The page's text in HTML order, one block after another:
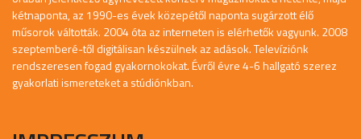
kétnaponta, az 1990-es évek közepétől naponta sugárzott élő
műsorok váltották. 2004 óta az interneten is elérhetők vagyunk. 2008
szeptemberé-től digitálisan készülnek az adások. Televíziónk
rendszeresen fogad gyakornokokat. Évről évre 4-6 hallgató szerez
gyakorlati ismereteket a stúdiónkban.